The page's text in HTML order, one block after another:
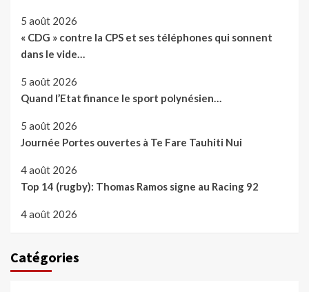
5 août 2026
« CDG » contre la CPS et ses téléphones qui sonnent
dans le vide…
5 août 2026
Quand l’Etat finance le sport polynésien…
5 août 2026
Journée Portes ouvertes à Te Fare Tauhiti Nui
4 août 2026
Top 14 (rugby): Thomas Ramos signe au Racing 92
4 août 2026
Catégories